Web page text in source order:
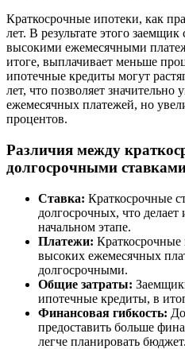
Краткосрочные ипотеки, как
лет. В результате этого заемщик
высокими ежемесячными
итоге, выплачивает меньше
ипотечные кредиты могут
лет, что позволяет значительно
ежемесячных платежей, но
процентов.
Различия между
долгосрочными
Ставка: Краткосрочные
долгосрочных, что
начальном этапе.
Платежи: Краткосрочные
высоких ежемесячных
долгосрочными.
Общие затраты:
ипотечные кредиты, в
Финансовая гибкость:
предоставить больше
легче планировать бюджет.